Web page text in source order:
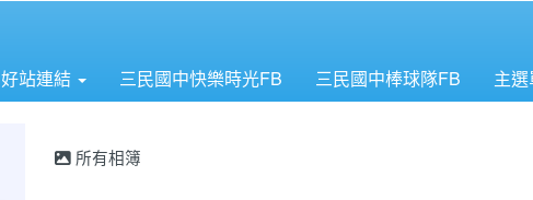
好站連結 三民國中快樂時光FB 三民國中棒球隊FB 主選
所有相簿